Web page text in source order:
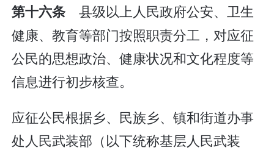
第十六条 县级以上人民政府公安、卫生
健康、教育等部门按照职责分工，对应征
公民的思想政治、健康状况和文化程度等
信息进行初步核查。
应征公民根据乡、民族乡、镇和街道办事
处人民武装部（以下统称基层人民武装